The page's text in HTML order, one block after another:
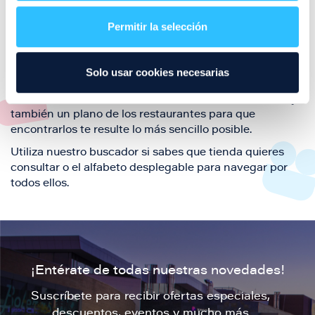
Permitir la selección
Solo usar cookies necesarias
también de nuestra oferta de ocio y shopping durante
tu visita.
El este directorio de restaurantes de Puerto Venecia
también un plano de los restaurantes para que
encontrarlos te resulte lo más sencillo posible.
Utiliza nuestro buscador si sabes que tienda quieres
consultar o el alfabeto desplegable para navegar por
todos ellos.
¡Entérate de todas nuestras novedades!
Suscríbete para recibir ofertas especiales,